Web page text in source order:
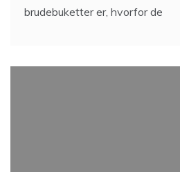
brudebuketter er, hvorfor de